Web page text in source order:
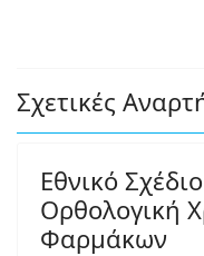
Σχετικές
Εθνικό
Ορθολογική
Φαρμάκων